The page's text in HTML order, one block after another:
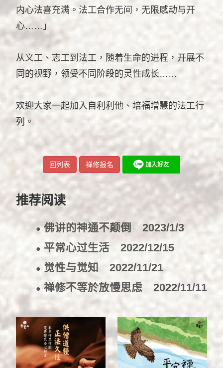
内心法喜充满。法工合作无间，无限感动与开
心……」
从义工、志工到法工，随着生命的进程，开展不
同的视野，领受不同阶段的灵性成长……
欢迎大家一起加入自利利他、培福增慧的法工行
列。
回列表 禅修报名
推荐阅读
●佛讲的神通不颠倒 2023/1/3
● 平常心过生活 2022/12/15
● 觉性与觉知 2022/11/21
● 禅修不等於放慢思虑 2022/11/11